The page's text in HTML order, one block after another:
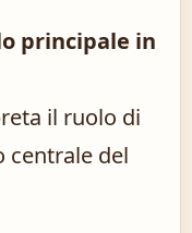
principale in
il ruolo di
centrale del